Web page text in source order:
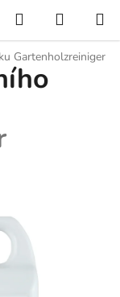
Hledat
KOŠÍK
Gartenholzreiniger